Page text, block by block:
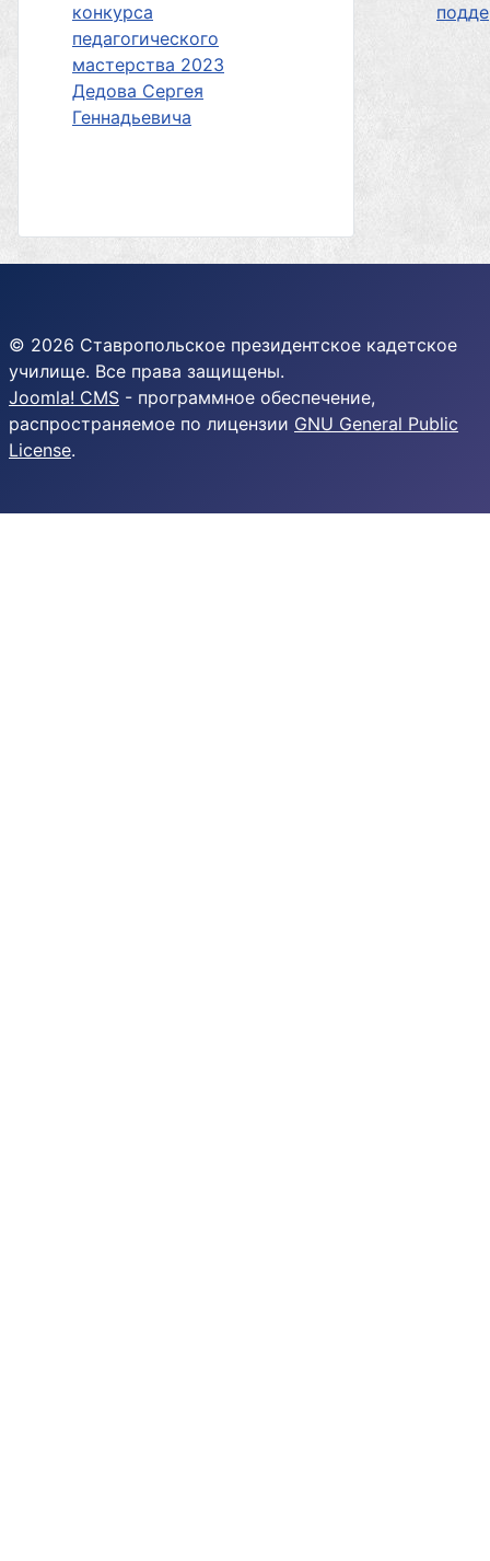
конкурса
педагогического
мастерства 2023
Дедова Сергея
Геннадьевича
© 2026 Ставропольское президентское кадетское
училище. Все права защищены.
Joomla! CMS - программное обеспечение,
распространяемое по лицензии GNU General Public
License.